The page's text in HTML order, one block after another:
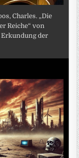
Charles. „Die
Reiche“ von
Erkundung der